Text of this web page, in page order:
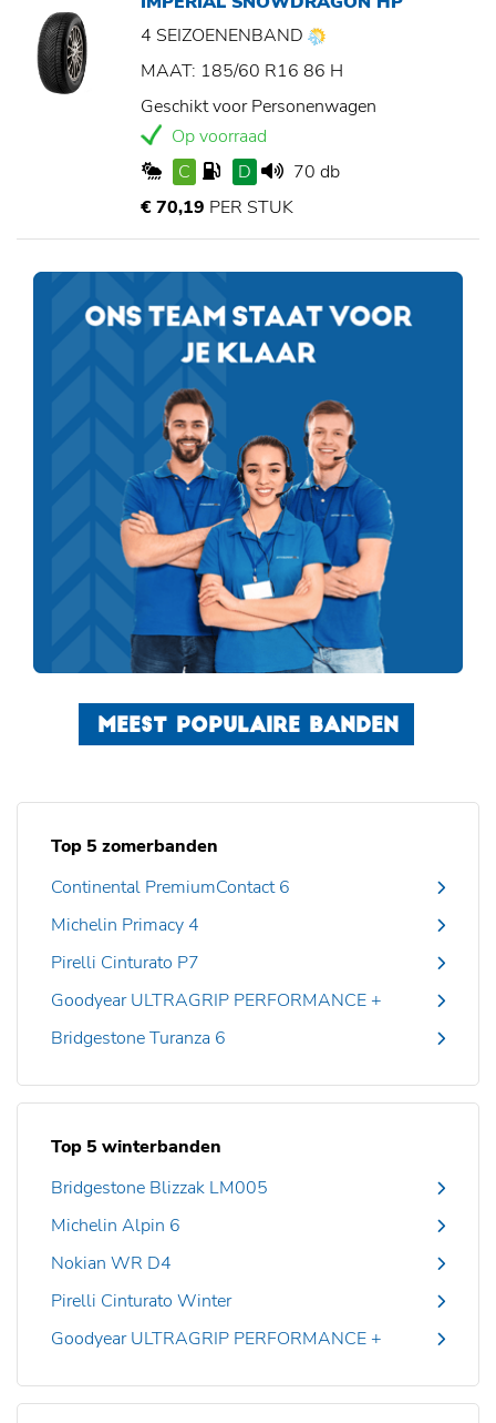
4 SEIZOENENBAND
MAAT: 185/60 R16 86 H
Geschikt voor Personenwagen
Op voorraad
C
D
70 db
€ 70,19 PER STUK
MEEST POPULAIRE BANDEN
Top 5 zomerbanden
Continental PremiumContact 6
Michelin Primacy 4
Pirelli Cinturato P7
Goodyear ULTRAGRIP PERFORMANCE +
Bridgestone Turanza 6
Top 5 winterbanden
Bridgestone Blizzak LM005
Michelin Alpin 6
Nokian WR D4
Pirelli Cinturato Winter
Goodyear ULTRAGRIP PERFORMANCE +